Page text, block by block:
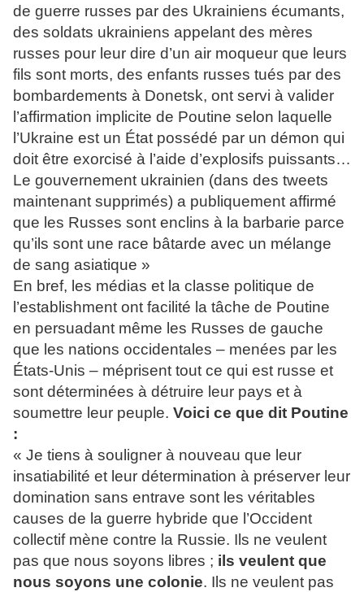
de guerre russes par des Ukrainiens écumants,
des soldats ukrainiens appelant des mères
russes pour leur dire d’un air moqueur que leurs
fils sont morts, des enfants russes tués par des
bombardements à Donetsk, ont servi à valider
l’affirmation implicite de Poutine selon laquelle
l’Ukraine est un État possédé par un démon qui
doit être exorcisé à l’aide d’explosifs puissants…
Le gouvernement ukrainien (dans des tweets
maintenant supprimés) a publiquement affirmé
que les Russes sont enclins à la barbarie parce
qu’ils sont une race bâtarde avec un mélange
de sang asiatique »
En bref, les médias et la classe politique de
l’establishment ont facilité la tâche de Poutine
en persuadant même les Russes de gauche
que les nations occidentales – menées par les
États-Unis – méprisent tout ce qui est russe et
sont déterminées à détruire leur pays et à
soumettre leur peuple. Voici ce que dit Poutine
:
« Je tiens à souligner à nouveau que leur
insatiabilité et leur détermination à préserver leur
domination sans entrave sont les véritables
causes de la guerre hybride que l’Occident
collectif mène contre la Russie. Ils ne veulent
pas que nous soyons libres ; ils veulent que
nous soyons une colonie. Ils ne veulent pas